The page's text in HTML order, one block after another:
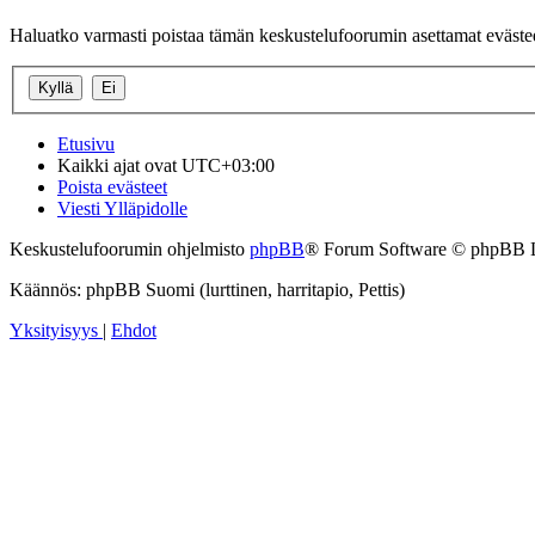
Haluatko varmasti poistaa tämän keskustelufoorumin asettamat
Etusivu
Kaikki ajat ovat UTC+03:00
Poista evästeet
Viesti Ylläpidolle
Keskustelufoorumin ohjelmisto phpBB® Forum Software © phpBB
Käännös: phpBB Suomi (lurttinen, harritapio, Pettis)
Yksityisyys | Ehdot